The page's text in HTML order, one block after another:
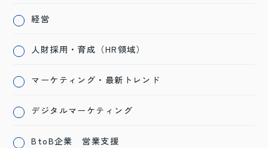
経営
人財採用・育成（HR領域）
マーケティング・最新トレンド
デジタルマーケティング
BtoB企業 営業支援